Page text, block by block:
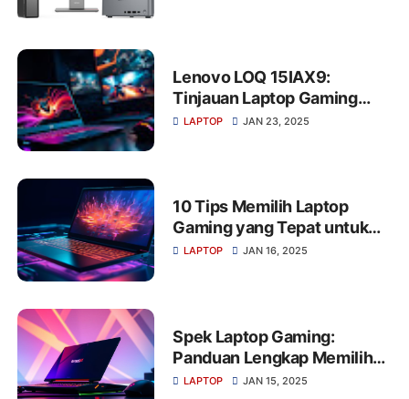
Lenovo LOQ 15IAX9:
Tinjauan Laptop Gaming
Bertenaga Tinggi
LAPTOP JAN 23, 2025
10 Tips Memilih Laptop
Gaming yang Tepat untuk
Pengalaman Gaming
LAPTOP JAN 16, 2025
Spek Laptop Gaming:
Panduan Lengkap Memilih
Performa Terbaik untuk
LAPTOP JAN 15, 2025